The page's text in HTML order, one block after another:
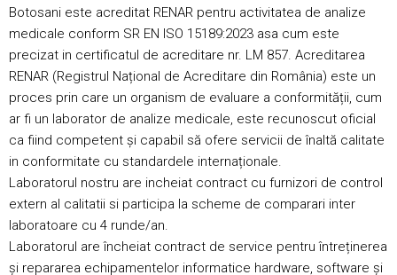
Botosani este acreditat RENAR pentru activitatea de analize
medicale conform SR EN ISO 15189:2023 asa cum este
precizat in certificatul de acreditare nr. LM 857. Acreditarea
RENAR (Registrul Național de Acreditare din România) este un
proces prin care un organism de evaluare a conformității, cum
ar fi un laborator de analize medicale, este recunoscut oficial
ca fiind competent și capabil să ofere servicii de înaltă calitate
in conformitate cu standardele internaționale.
Laboratorul nostru are incheiat contract cu furnizori de control
extern al calitatii si participa la scheme de comparari inter
laboratoare cu 4 runde/an.
Laboratorul are încheiat contract de service pentru întreținerea
și repararea echipamentelor informatice hardware, software și